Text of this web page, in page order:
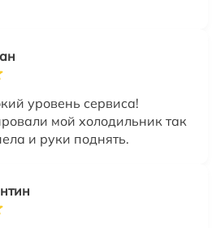
уровень сервиса!
мой холодильник так
и руки поднять.